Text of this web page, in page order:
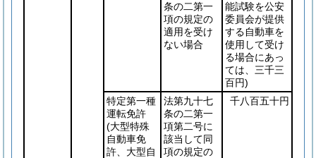
条の二第一
項の規定の
適用を受け
ない場合
能試験を公安
委員会が提供
する自動車を
使用して受け
る場合にあっ
ては、三千三
百円)
特定第一種
運転免許
(大型特殊
自動車免
許、大型自
法第九十七
条の二第一
項第二号に
該当して同
項の規定の
千八百五十円